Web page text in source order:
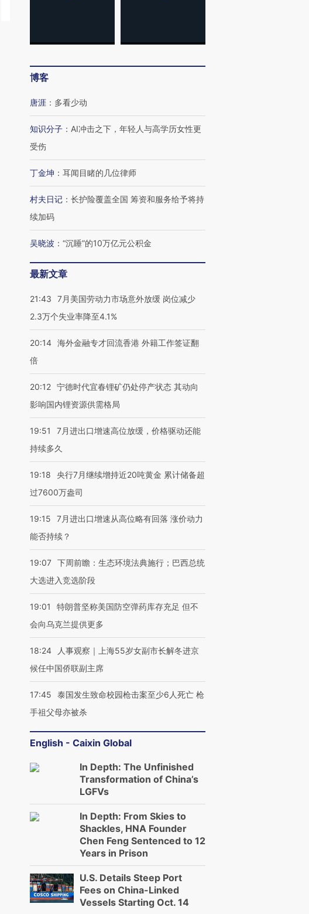
博客
唐涯 ： 多看少动
知识分子 ： AI冲击之下，年轻人与高学历女性更
受伤
丁金坤 ： 耳闻目睹的几位律师
村夫日记 ： 长护险覆盖全国 筹资和服务给予将持
续加码
吴晓波 ： “沉睡”的10万亿元公积金
最新文章
21:43
7月美国劳动力市场意外放缓 岗位减少
2.3万个失业率降至4.1%
20:14 海外金融专才回流香港 外籍工作签证翻
倍
20:12 宁德时代宜春锂矿仍处停产状态 其动向
影响国内锂资源供需格局
19:51
7月进出口增速高位放缓，价格驱动还能
持续多久
19:18
央行7月继续增持近20吨黄金 累计储备超
过7600万盎司
19:15
7月进出口增速从高位略有回落 涨价动力
能否持续？
19:07 下周前瞻：生态环境法典施行；巴西总统
大选进入竞选阶段
19:01
特朗普坚称美国防空弹药库存充足 但不
会向乌克兰提供更多
18:24
人事观察｜上海55岁女副市长解冬进京
候任中国侨联副主席
17:45
泰国发生致命校园枪击案至少6人死亡 枪
手祖父母亦被杀
English - Caixin Global
In Depth: The Unfinished
Transformation of China’s
LGFVs
In Depth: From Skies to
Shackles, HNA Founder
Chen Feng Sentenced to 12
Years in Prison
U.S. Details Steep Port
Fees on China-Linked
Vessels Starting Oct. 14